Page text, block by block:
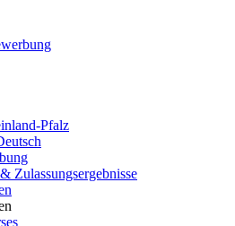
Pfalz
Zulassungsergebnisse